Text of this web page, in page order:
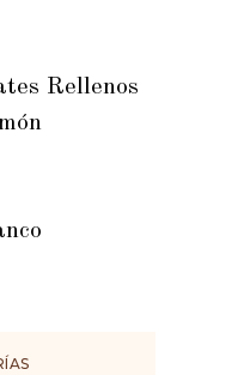
Rellenos